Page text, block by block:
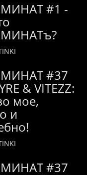
#1 -
#37
& VITEZZ:
мое,
и
#37